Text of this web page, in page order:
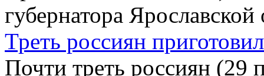
губернатора
Треть россиян
Почти треть россиян (29